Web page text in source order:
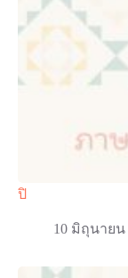
ปิ
10 มิถุนายน